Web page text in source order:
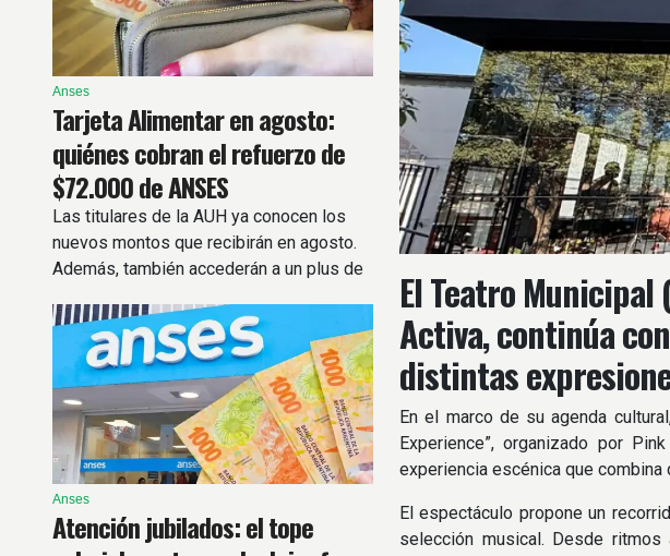
Anses
Tarjeta Alimentar en agosto:
quiénes cobran el refuerzo de
$72.000 de ANSES
Las titulares de la AUH ya conocen los
nuevos montos que recibirán en agosto.
Además, también accederán a un plus de
Anses
Atención jubilados: el tope
El Teatro Municipal
Activa, continúa
distintas
En el marco de su agenda
Experience”, organizado por
experiencia escénica que combina
El espectáculo propone un
selección musical. Desde